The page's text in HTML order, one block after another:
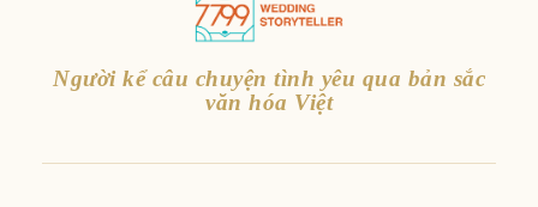
Người kể câu chuyện tình yêu qua bản sắc
văn hóa Việt